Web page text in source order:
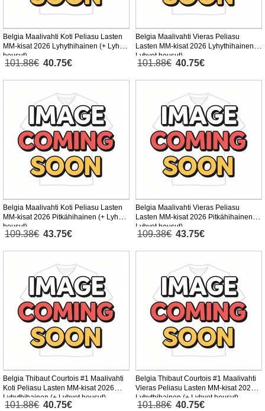
Belgia Maalivahti Koti Peliasu Lasten
MM-kisat 2026 Lyhythihainen (+ Lyhyet
housut)
101.88€ 40.75€
Belgia Maalivahti Vieras Peliasu
Lasten MM-kisat 2026 Lyhythihainen (+
Lyhyet housut)
101.88€ 40.75€
Belgia Maalivahti Koti Peliasu Lasten
MM-kisat 2026 Pitkähihainen (+ Lyhyet
housut)
109.38€ 43.75€
Belgia Maalivahti Vieras Peliasu
Lasten MM-kisat 2026 Pitkähihainen (+
Lyhyet housut)
109.38€ 43.75€
Belgia Thibaut Courtois #1 Maalivahti
Koti Peliasu Lasten MM-kisat 2026
Lyhythihainen (+ Lyhyet housut)
101.88€ 40.75€
Belgia Thibaut Courtois #1 Maalivahti
Vieras Peliasu Lasten MM-kisat 2026
Lyhythihainen (+ Lyhyet housut)
101.88€ 40.75€